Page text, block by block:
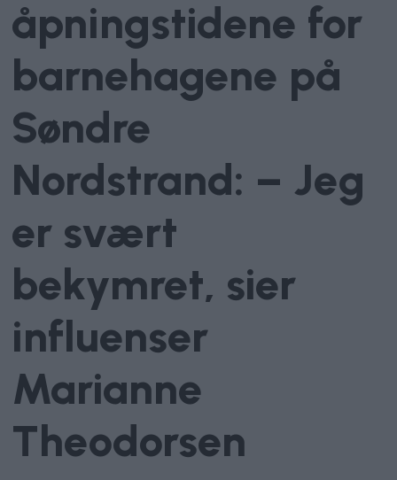
åpningstidene for
barnehagene på
Søndre
Nordstrand: – Jeg
er svært
bekymret, sier
influenser
Marianne
Theodorsen